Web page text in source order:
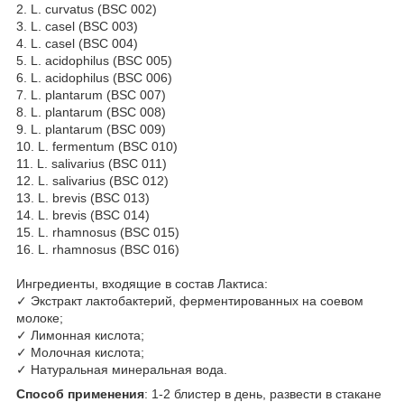
2. L. curvatus (BSC 002)
3. L. casel (BSC 003)
4. L. casel (BSC 004)
5. L. acidophilus (BSC 005)
6. L. acidophilus (BSC 006)
7. L. plantarum (BSC 007)
8. L. plantarum (BSC 008)
9. L. plantarum (BSC 009)
10. L. fermentum (BSC 010)
11. L. salivarius (BSC 011)
12. L. salivarius (BSC 012)
13. L. brevis (BSC 013)
14. L. brevis (BSC 014)
15. L. rhamnosus (BSC 015)
16. L. rhamnosus (BSC 016)
Ингредиенты, входящие в состав Лактиса:
✓ Экстракт лактобактерий, ферментированных на соевом
молоке;
✓ Лимонная кислота;
✓ Молочная кислота;
✓ Натуральная минеральная вода.
Способ применения: 1-2 блистер в день, развести в стакане